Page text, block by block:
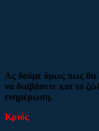
Ας δούμε όμως πως θα
να διαβάσετε και το
ενημέρωση.
Κριός